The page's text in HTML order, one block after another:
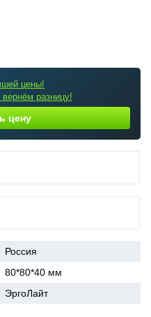
цены!
разницу!
цену
Россия
80*80*40 мм
ЭргоЛайт